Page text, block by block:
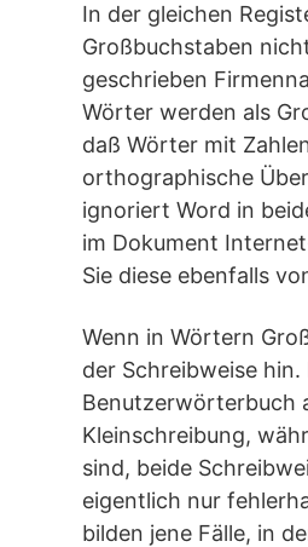
In der gleichen
Großbuchstaben
geschrieben
Wörter werden als
daß Wörter mit
orthographische
ignoriert Word in
im Dokument
Sie diese ebenfalls
Wenn in Wörtern
der Schreibweise
Benutzerwörterbuch
Kleinschreibung,
sind, beide
eigentlich nur
bilden jene Fälle, in